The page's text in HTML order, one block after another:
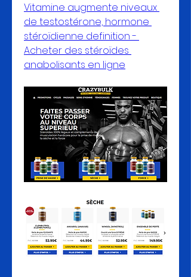
Vitamine augmente niveaux
de testostérone, hormone
stéroïdienne definition -
Acheter des stéroïdes
anabolisants en ligne